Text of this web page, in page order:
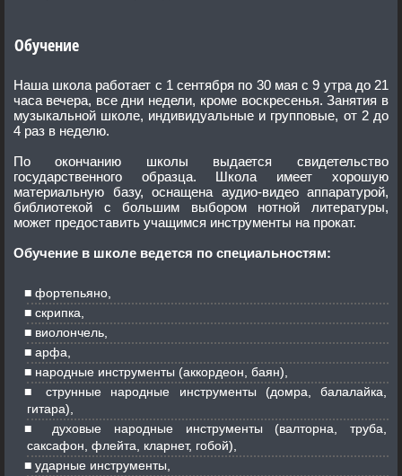
Обучение
Наша школа работает c 1 сентября по 30 мая с 9 утра до 21
часа вечера, все дни недели, кроме воскресенья. Занятия в
музыкальной школе, индивидуальные и групповые, от 2 до
4 раз в неделю.
По окончанию школы выдается свидетельство
государственного образца. Школа имеет хорошую
материальную базу, оснащена аудио-видео аппаратурой,
библиотекой с большим выбором нотной литературы,
может предоставить учащимся инструменты на прокат.
Обучение в школе ведется по специальностям:
фортепьяно,
скрипка,
виолончель,
арфа,
народные инструменты (аккордеон, баян),
струнные народные инструменты (домра, балалайка,
гитара),
духовые народные инструменты (валторна, труба,
саксафон, флейта, кларнет, гобой),
ударные инструменты,